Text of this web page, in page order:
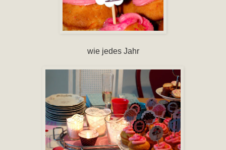
wie jedes Jahr